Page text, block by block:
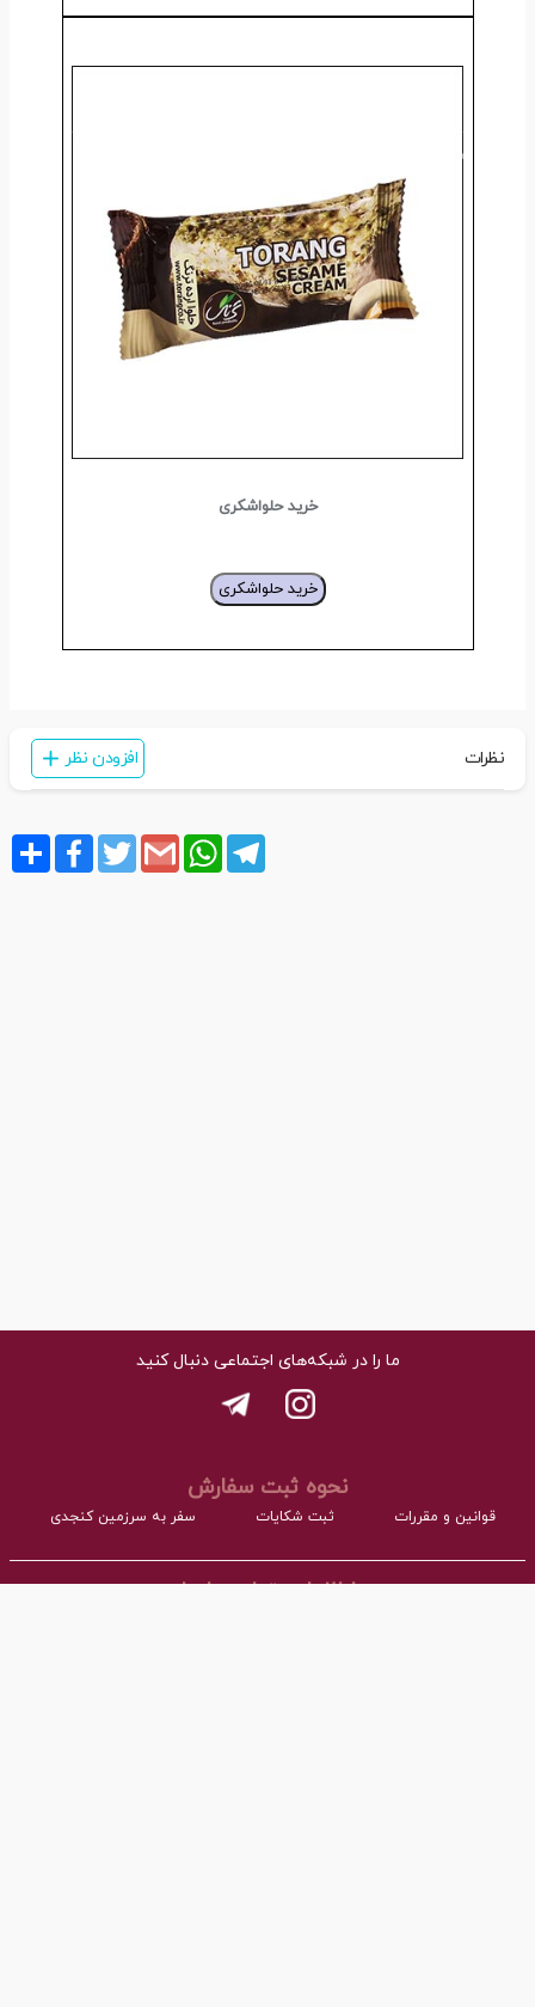
خرید حلواشکری
خرید حلواشکری
نظرات افزودن نظر
ShareFacebookTwitter Gmail
WhatsAppTelegram
ما را در شبکه‌های اجتماعی دنبال کنید
نحوه ثبت سفارش
قوانین و مقررات ثبت شکایات سفر به سرزمین کنجدی
اطلاعات تماس با ما